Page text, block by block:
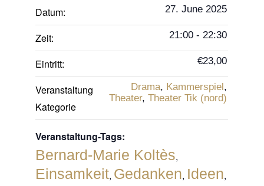
Datum: 27. June 2025
Zeit: 21:00 - 22:30
Eintritt: €23,00
Veranstaltung
Kategorie
Drama, Kammerspiel,
Theater,Theater Tik (nord)
Veranstaltung-Tags:
Bernard-Marie Koltès,
Einsamkeit, Gedanken, Ideen,